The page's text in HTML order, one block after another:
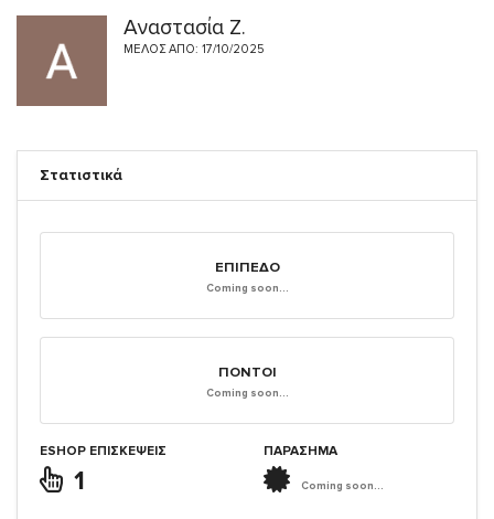
Αναστασία Ζ.
ΜΈΛΟΣ ΑΠΌ: 17/10/2025
Στατιστικά
ΕΠΊΠΕΔΟ
Coming soon...
ΠΌΝΤΟΙ
Coming soon...
ESHOP ΕΠΙΣΚΈΨΕΙΣ
1
ΠΑΡΑΣΗΜΑ
Coming soon...